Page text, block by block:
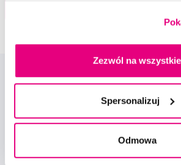
Zezwól na wszystkie
Spersonalizuj
Odmowa